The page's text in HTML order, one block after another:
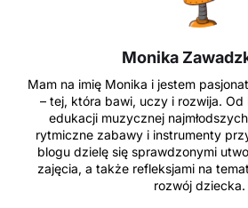
Monika
Mam na imię Monika i jestem
– tej, która bawi, uczy i rozwija.
edukacji muzycznej
rytmiczne zabawy i instrumenty
blogu dzielę się sprawdzonymi
zajęcia, a także refleksjami na
rozwój dziecka.